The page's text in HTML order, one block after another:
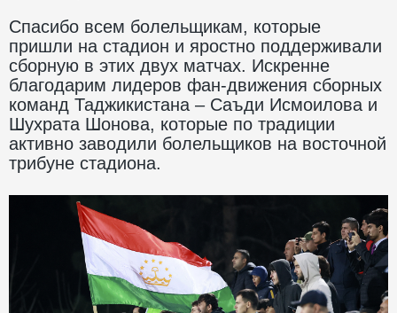
Спасибо всем болельщикам, которые
пришли на стадион и яростно поддерживали
сборную в этих двух матчах. Искренне
благодарим лидеров фан-движения сборных
команд Таджикистана – Саъди Исмоилова и
Шухрата Шонова, которые по традиции
активно заводили болельщиков на восточной
трибуне стадиона.